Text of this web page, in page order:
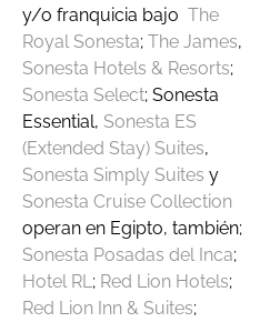
y/o franquicia bajo The
Royal Sonesta; The James,
Sonesta Hotels & Resorts;
Sonesta Select; Sonesta
Essential, Sonesta ES
(Extended Stay) Suites,
Sonesta Simply Suites y
Sonesta Cruise Collection
operan en Egipto, también;
Sonesta Posadas del Inca;
Hotel RL ; Red Lion Hotels;
Red Lion Inn & Suites;